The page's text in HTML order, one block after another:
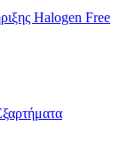
Halogen Free